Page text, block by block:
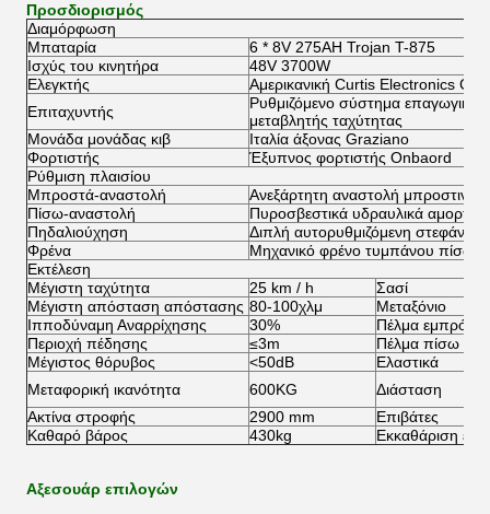
Προσδιορισμός
Διαμόρφωση
Μπαταρία
6 * 8V 275AH Trojan T-875
Ισχύς του κινητήρα
48V 3700W
Ελεγκτής
Αμερικανική Curtis Electronics
Επιταχυντής
Ρυθμιζόμενο σύστημα επαγωγικού
μεταβλητής ταχύτητας
Μονάδα μονάδας κιβ
Ιταλία άξονας Graziano
Φορτιστής
Έξυπνος φορτιστής Onbaord
Ρύθμιση πλαισίου
Μπροστά-αναστολή
Ανεξάρτητη αναστολή μπροστινού
Πίσω-αναστολή
Πυροσβεστικά υδραυλικά
Πηδαλιούχηση
Διπλή αυτορυθμιζόμενη στεφάνη
Φρένα
Μηχανικό φρένο τυμπάνου πίσω
Εκτέλεση
Μέγιστη ταχύτητα
25 km / h
Σασί
Μέγιστη απόσταση απόστασης 80-100χλμ
Μεταξόνιο
Ιπποδύναμη Αναρρίχησης
30%
Πέλμα εμπρός
Περιοχή πέδησης
≤3m
Πέλμα πίσω
Μέγιστος θόρυβος
<50dB
Ελαστικά
Μεταφορική ικανότητα
600KG
Διάσταση
Ακτίνα στροφής
2900 mm
Επιβάτες
Καθαρό βάρος
430kg Εκκαθάριση
Αξεσουάρ επιλογών